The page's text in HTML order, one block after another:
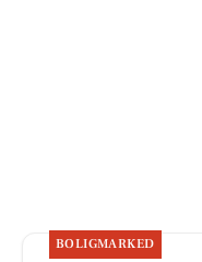
BOLIGMARKED